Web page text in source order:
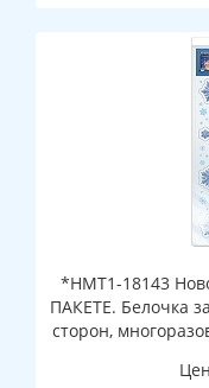
*НМТ1-18143
ПАКЕТЕ. Белочка
сторон,
с